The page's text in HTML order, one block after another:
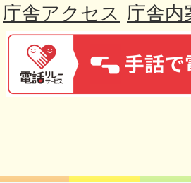
庁舎アクセス 庁舎内